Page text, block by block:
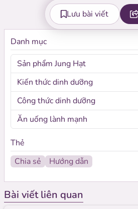
Lưu bài viết
Danh mục
Sản phẩm Jung Hạt
Kiến thức dinh dưỡng
Công thức dinh dưỡng
Ăn uống lành mạnh
Thẻ
Chia sẻ
Hướng dẫn
Sản phẩm liên quan
Bài viết liên quan